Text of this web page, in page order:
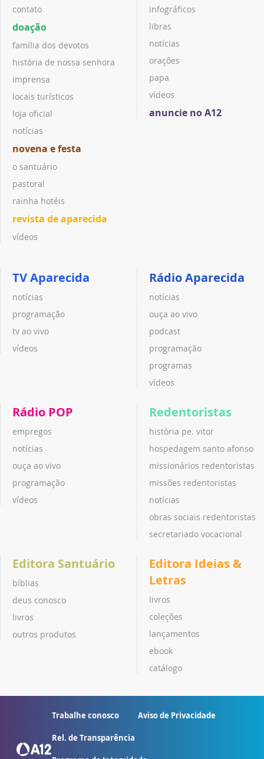
contato
doação
família dos devotos
história de nossa senhora
imprensa
locais turísticos
loja oficial
notícias
novena e festa
o santuário
pastoral
rainha hotéis
revista de aparecida
vídeos
infográficos
libras
notícias
orações
papa
vídeos
anuncie no A12
TV Aparecida
notícias
programação
tv ao vivo
vídeos
Rádio Aparecida
notícias
ouça ao vivo
podcast
programação
programas
vídeos
Rádio POP
empregos
notícias
ouça ao vivo
programação
vídeos
Redentoristas
história pe. vitor
hospedagem santo afonso
missionários redentoristas
missões redentoristas
notícias
obras sociais redentoristas
secretariado vocacional
Editora Santuário
bíblias
deus conosco
livros
outros produtos
Editora Ideias &
Letras
livros
coleções
lançamentos
ebook
catálogo
Trabalhe conosco Aviso de Privacidade
Rel. de Transparência